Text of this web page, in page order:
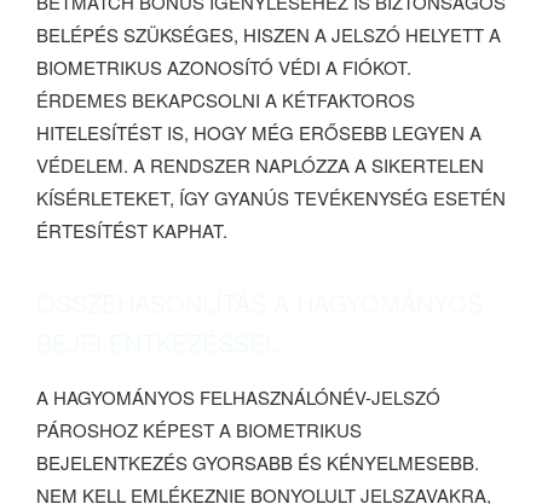
BELÉPÉS SZÜKSÉGES, HISZEN A JELSZÓ HELYETT A
BIOMETRIKUS AZONOSÍTÓ VÉDI A FIÓKOT.
ÉRDEMES BEKAPCSOLNI A KÉTFAKTOROS
HITELESÍTÉST IS, HOGY MÉG ERŐSEBB LEGYEN A
VÉDELEM. A RENDSZER NAPLÓZZA A SIKERTELEN
KÍSÉRLETEKET, ÍGY GYANÚS TEVÉKENYSÉG ESETÉN
ÉRTESÍTÉST KAPHAT.
A HAGYOMÁNYOS FELHASZNÁLÓNÉV-JELSZÓ
PÁROSHOZ KÉPEST A BIOMETRIKUS
BEJELENTKEZÉS GYORSABB ÉS KÉNYELMESEBB.
NEM KELL EMLÉKEZNIE BONYOLULT JELSZAVAKRA,